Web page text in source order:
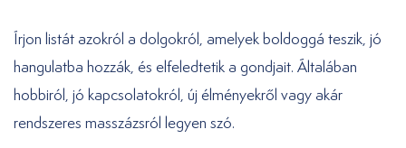
Írjon listát azokról a dolgokról, amelyek boldoggá teszik, jó
hangulatba hozzák, és elfeledtetik a gondjait. Általában
hobbiról, jó kapcsolatokról, új élményekről vagy akár
rendszeres masszázsról legyen szó.